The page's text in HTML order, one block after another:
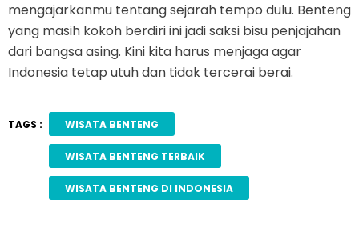
mengajarkanmu tentang sejarah tempo dulu. Benteng
yang masih kokoh berdiri ini jadi saksi bisu penjajahan
dari bangsa asing. Kini kita harus menjaga agar
Indonesia tetap utuh dan tidak tercerai berai.
TAGS : WISATA BENTENG
WISATA BENTENG TERBAIK
WISATA BENTENG DI INDONESIA